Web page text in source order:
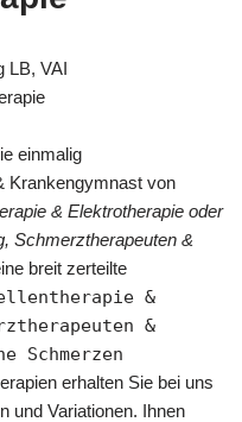
LB, VAI
einmalig
Krankengymnast von
& Elektrotherapie oder
Schmerztherapeuten &
breit zerteilte
&
&
Schmerzen
erhalten Sie bei uns
und Variationen. Ihnen